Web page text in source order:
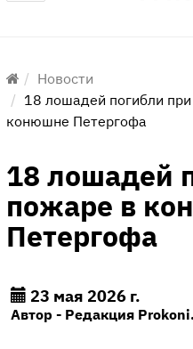
Новости
18 лошадей погибли
конюшне Петергофа
18 лошадей
пожаре в
Петергофа
23 мая 2026 г.
Автор - Редакция